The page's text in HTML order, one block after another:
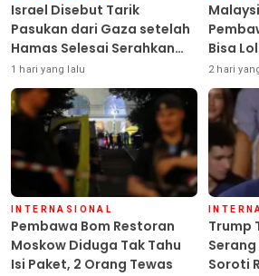
Israel Disebut Tarik
Pasukan dari Gaza setelah
Hamas Selesai Serahkan
Senjata
1 hari yang lalu
Bisa
2 hari
INTERNASIONAL
Pembawa Bom Restoran
Moskow Diduga Tak Tahu
Isi Paket, 2 Orang Tewas
Trump
Soroti